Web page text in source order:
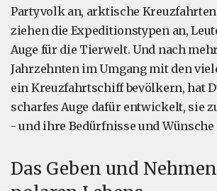
Partyvolk an, arktische
ziehen die Expeditionstypen an,
Auge für die Tierwelt. Und nach
Jahrzehnten im Umgang mit den
ein Kreuzfahrtschiff bevölkern, hat
scharfes Auge dafür entwickelt, sie
- und ihre Bedürfnisse und
Das Geben und